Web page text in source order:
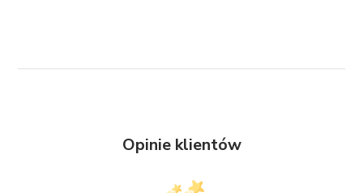
Opinie klientów